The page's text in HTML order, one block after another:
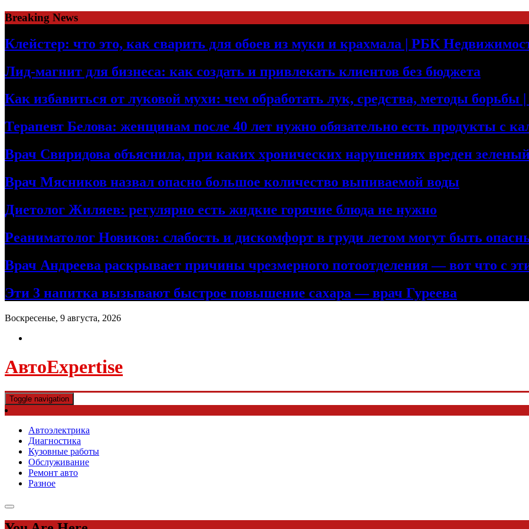
Skip
to
content
Breaking News
Клейстер: что это, как сварить для обоев из муки и крахмала | РБК
Лид-магнит для бизнеса: как создать и привлекать клиентов без бюджета
Как избавиться от луковой мухи: чем обработать лук, средства, методы
Терапевт Белова: женщинам после 40 лет нужно обязательно есть продукты с
Врач Свиридова объяснила, при каких хронических нарушениях вреден
Врач Мясников назвал опасно большое количество выпиваемой воды
Диетолог Жиляев: регулярно есть жидкие горячие блюда не нужно
Реаниматолог Новиков: слабость и дискомфорт в груди летом могут быть
Врач Андреева раскрывает причины чрезмерного потоотделения — вот что с
Эти 3 напитка вызывают быстрое повышение сахара — врач Гуреева
Воскресенье, 9 августа, 2026
АвтоExpertise
Toggle navigation
Автоэлектрика
Диагностика
Кузовные работы
Обслуживание
Ремонт авто
Разное